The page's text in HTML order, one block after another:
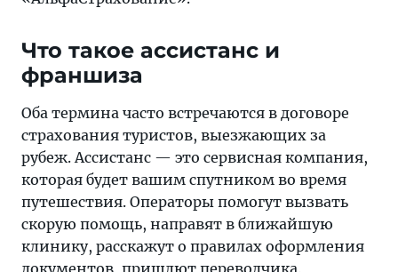
Что такое ассистанс и
франшиза
Оба термина часто встречаются в договоре
страхования туристов, выезжающих за
рубеж. Ассистанс — это сервисная компания,
которая будет вашим спутником во время
путешествия. Операторы помогут вызвать
скорую помощь, направят в ближайшую
клинику, расскажут о правилах оформления
документов, пришлют переводчика.